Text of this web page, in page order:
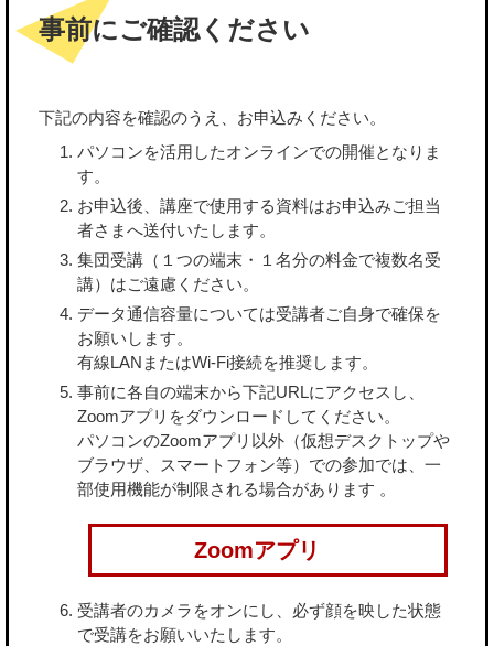
事前にご確認ください
下記の内容を確認のうえ、お申込みください。
パソコンを活用したオンラインでの開催となりま
す。
お申込後、講座で使用する資料はお申込みご担当
者さまへ送付いたします。
集団受講（１つの端末・１名分の料金で複数名受
講）はご遠慮ください。
データ通信容量については受講者ご自身で確保を
お願いします。
有線LANまたはWi-Fi接続を推奨します。
事前に各自の端末から下記URLにアクセスし、
Zoomアプリをダウンロードしてください。
パソコンのZoomアプリ以外（仮想デスクトップや
ブラウザ、スマートフォン等）での参加では、一
部使用機能が制限される場合があります 。
Zoomアプリ
受講者のカメラをオンにし、必ず顔を映した状態
で受講をお願いいたします。